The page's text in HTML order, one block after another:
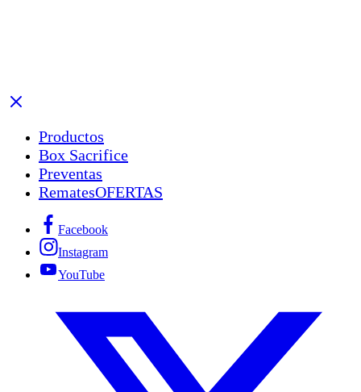
Productos
Box Sacrifice
Preventas
RematesOFERTAS
Facebook
Instagram
YouTube